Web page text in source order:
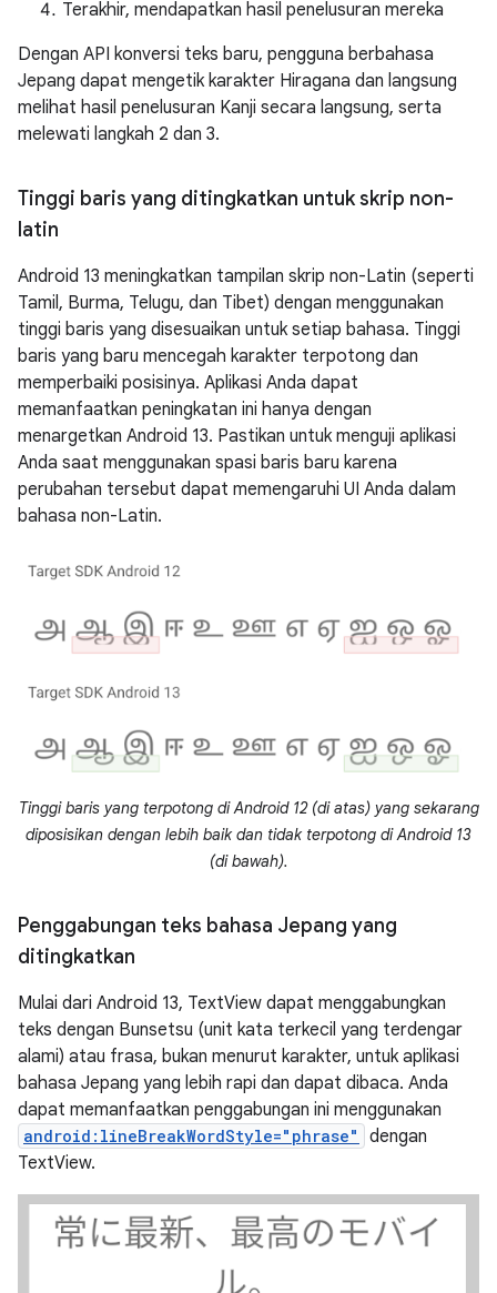
Terakhir, mendapatkan hasil penelusuran mereka
Dengan API konversi teks baru, pengguna berbahasa
Jepang dapat mengetik karakter Hiragana dan langsung
melihat hasil penelusuran Kanji secara langsung, serta
melewati langkah 2 dan 3.
Tinggi baris yang ditingkatkan untuk skrip non-
latin
Android 13 meningkatkan tampilan skrip non-Latin (seperti
Tamil, Burma, Telugu, dan Tibet) dengan menggunakan
tinggi baris yang disesuaikan untuk setiap bahasa. Tinggi
baris yang baru mencegah karakter terpotong dan
memperbaiki posisinya. Aplikasi Anda dapat
memanfaatkan peningkatan ini hanya dengan
menargetkan Android 13. Pastikan untuk menguji aplikasi
Anda saat menggunakan spasi baris baru karena
perubahan tersebut dapat memengaruhi UI Anda dalam
bahasa non-Latin.
Tinggi baris yang terpotong di Android 12 (di atas) yang sekarang
diposisikan dengan lebih baik dan tidak terpotong di Android 13
(di bawah).
Penggabungan teks bahasa Jepang yang
ditingkatkan
Mulai dari Android 13, TextView dapat menggabungkan
teks dengan Bunsetsu (unit kata terkecil yang terdengar
alami) atau frasa, bukan menurut karakter, untuk aplikasi
bahasa Jepang yang lebih rapi dan dapat dibaca. Anda
dapat memanfaatkan penggabungan ini menggunakan
android:lineBreakWordStyle="phrase"
dengan
TextView.